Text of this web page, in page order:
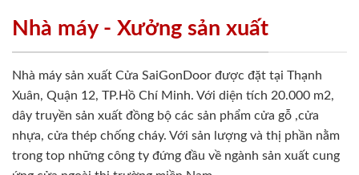
Nhà máy - Xưởng sản xuất
Nhà máy sản xuất Cửa SaiGonDoor được đặt tại Thạnh
Xuân, Quận 12, TP.Hồ Chí Minh. Với diện tích 20.000 m2,
dây truyền sản xuất đồng bộ các sản phẩm cửa gỗ ,cửa
nhựa, cửa thép chống cháy. Với sản lượng và thị phần nằm
trong top những công ty đứng đầu về ngành sản xuất cung